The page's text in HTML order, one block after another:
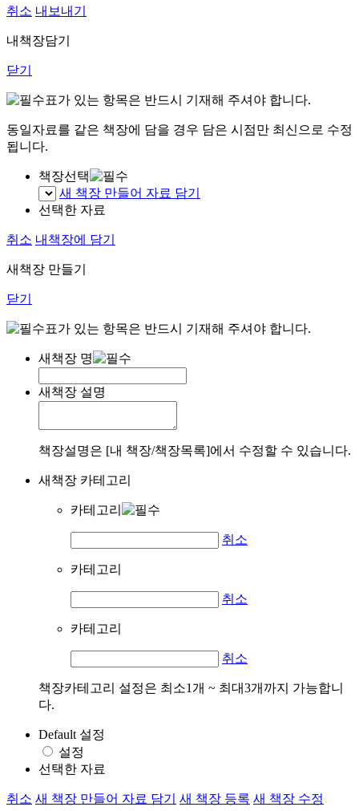
취소 내보내기
내책장담기
닫기
표가 있는 항목은 반드시 기재해 주셔야 합니다.
동일자료를 같은 책장에 담을 경우 담은 시점만 최신으로 수정
됩니다.
책장선택
새 책장 만들어 자료 담기
선택한 자료
취소 내책장에 담기
새책장 만들기
닫기
표가 있는 항목은 반드시 기재해 주셔야 합니다.
새책장 명
새책장 설명
책장설명은 [내 책장/책장목록]에서 수정할 수 있습니다.
새책장 카테고리
카테고리
취소
카테고리
취소
카테고리
취소
책장카테고리 설정은 최소1개 ~ 최대3개까지 가능합니
다.
Default 설정
설정
선택한 자료
취소 새 책장 만들어 자료 담기 새 책장 등록 새 책장 수정